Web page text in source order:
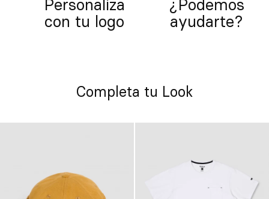
Personaliza
con tu logo
¿Podemos
ayudarte?
Completa tu Look